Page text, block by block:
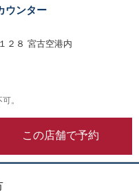
ウンター
２８ 宮古空港内
。
この店舗で予約